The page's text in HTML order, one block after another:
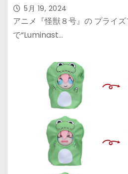
「亜白ミナ」
5月 19, 2024
アニメ『怪獣８号』の プライ
で“Luminast…